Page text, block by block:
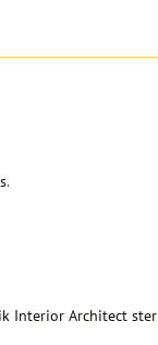
Interior Architect